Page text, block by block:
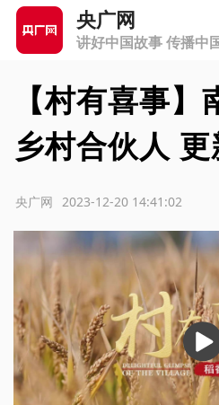
央广网
讲好中国故事 传播中
【村有喜事】
乡村合伙人
2023-12-20 14:41:02
央广网
播
放